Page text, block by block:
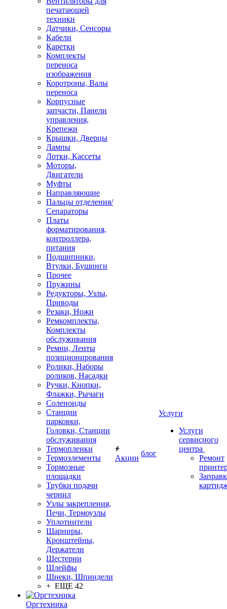
печатающей
техники
Датчики, Сенсоры
Кабели
Каретки
Комплекты
переноса
изображения
Коротроны, Валы
переноса
Корпусные
запчасти, Панели
управления,
Крепежи
Крышки, Дверцы
Лампы
Лотки, Кассеты
Моторы,
Двигатели
Муфты
Направляющие
Пальцы отделения/
Сепараторы
Платы
форматирования,
контроллера,
питания
Подшипники,
Втулки, Бушинги
Прочее
Пружины
Редукторы, Узлы,
Приводы
Резаки, Ножи
Ремкомплекты,
Комплекты
обслуживания
Ремни, Ленты
позиционирования
Ролики, Наборы
роликов, Насадки
Ручки, Кнопки,
Флажки, Рычаги
Соленоиды
Станции
парковки,
Головки, Станции
обслуживания
Термопленки
Термоэлементы
Тормозные
площадки
Трубки подачи
чернил
Узлы закрепления,
Печи, Термоузлы
Уплотнители
Шарниры,
Кронштейны,
Держатели
Шестерни
Шлейфы
Шнеки, Шпиндели
+ ЕЩЕ 42
Оргтехника
Акции
блог
Услуги
Услуги
сервисного
центра
Ремонт